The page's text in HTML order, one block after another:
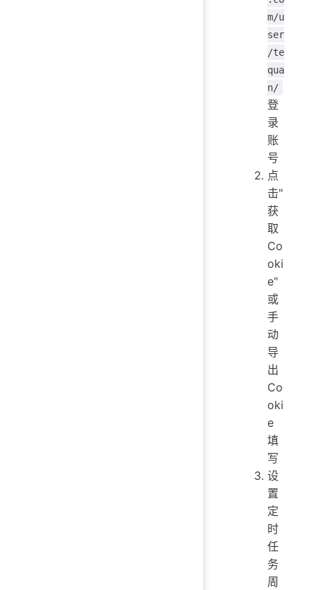
m/u
ser
/te
qua
n/
登
录
账
号
点
击"
获
取
Co
oki
e"
或
手
动
导
出
Co
oki
e
填
写
设
置
定
时
任
务
周